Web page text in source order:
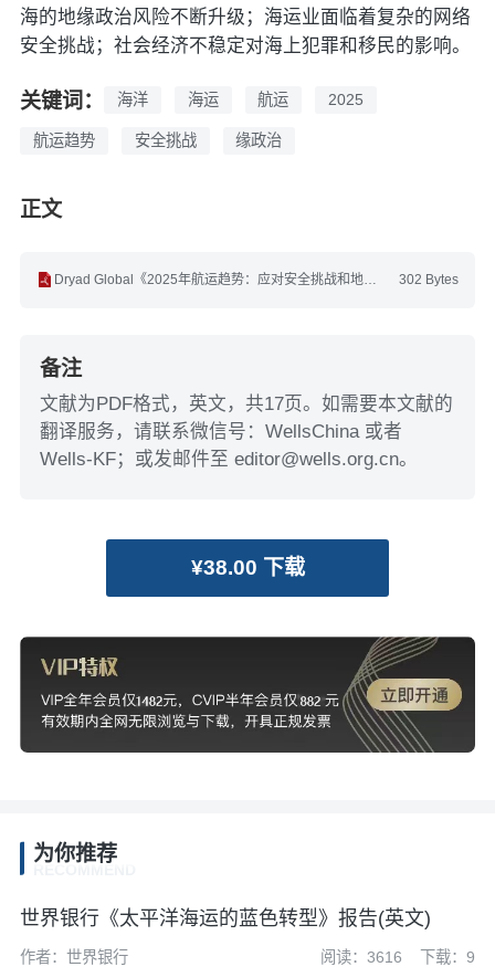
海的地缘政治风险不断升级；海运业面临着复杂的网络
安全挑战；社会经济不稳定对海上犯罪和移民的影响。
关键词： 海洋 海运 航运 2025
航运趋势 安全挑战 缘政治
正文
302 Bytes
Dryad Global《2025年航运趋势：应对安全挑战和地缘政治变化》(英文).pdf
备注
文献为PDF格式，英文，共17页。如需要本文献的
翻译服务，请联系微信号：WellsChina 或者
Wells-KF；或发邮件至 editor@wells.org.cn。
¥38.00 下载
为你推荐
世界银行《太平洋海运的蓝色转型》报告(英文)
作者：世界银行 阅读：3616 下载：9